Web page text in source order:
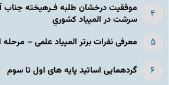
موفقیت درخشان طلبه فـرهیخته
سرشت در المپياد كشوري
معرفی نفرات برتر المپیاد علمی – مرحله
گردهمایی اساتید پایه های اول تا سوم